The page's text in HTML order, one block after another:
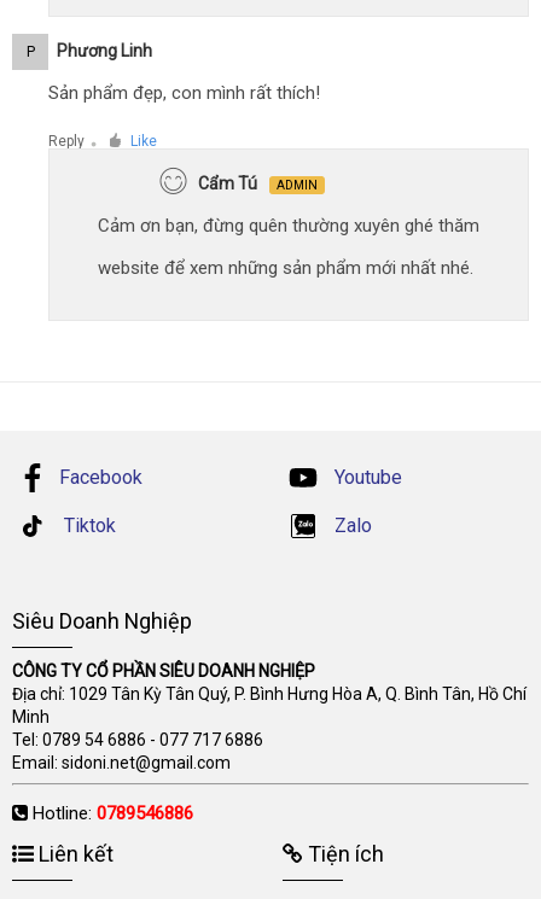
P Phương Linh
Sản phẩm đẹp, con mình rất thích!
Reply ● Like
Cẩm Tú ADMIN
Cảm ơn bạn, đừng quên thường xuyên ghé thăm
website để xem những sản phẩm mới nhất nhé.
Facebook Youtube
Tiktok Zalo
Siêu Doanh Nghiệp
CÔNG TY CỔ PHẦN SIÊU DOANH NGHIỆP
Địa chỉ: 1029 Tân Kỳ Tân Quý, P. Bình Hưng Hòa A, Q. Bình Tân, Hồ Chí
Minh
Tel: 0789 54 6886 - 077 717 6886
Email: sidoni.net@gmail.com
Hotline: 0789546886
Liên kết Tiện ích